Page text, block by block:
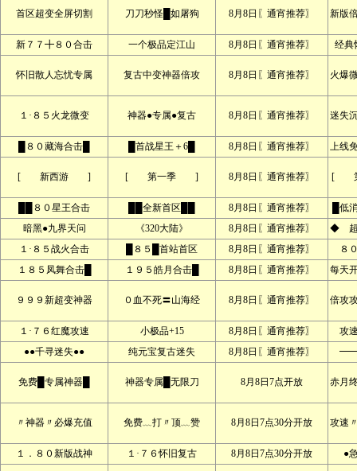
首区超变全屏切割 刀刀秒怪█如屠狗 8月8日〖通宵推荐〗 新版
新７７╋８０合击 一个极品定江山 8月8日〖通宵推荐〗 经
怀旧散人忘忧专属 复古中变神器倍攻 8月8日〖通宵推荐〗 火爆
１·８５火龙微变 神器●专属●复古 8月8日〖通宵推荐〗 迷失
█８０藏海合击█ █首战星王＋6█ 8月8日〖通宵推荐〗 上线
[ 新西游 ] [ 第一季 ] 8月8日〖通宵推荐〗 [
██８０星王合击 ██全新首区██ 8月8日〖通宵推荐〗
█低
暗黑●九界天问
《320大陆》 8月8日〖通宵推荐〗
◆ 超
１·８５战火合击
█８５█首站首区 8月8日〖通宵推荐〗
８
１８５凤舞合击█
１９５皓月合击█ 8月8日〖通宵推荐〗 每天
９９９新超变神器 ０血不死〓山海经 8月8日〖通宵推荐〗 倍攻
１·７６红魔攻速 小极品+15 8月8日〖通宵推荐〗
攻
●●千寻迷失●●
纯元宝复古迷失 8月8日〖通宵推荐〗 ━━
免费█专属神器█ 神器专属█无限刀 8月8日7点开放 赤月
〃神器〃必爆充值 免费﹏打〃顶﹏赞 8月8日7点30分开放 攻速
１．８０新版战神 １·７６怀旧复古 8月8日7点30分开放 ●